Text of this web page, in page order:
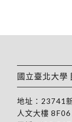
國立臺北大學
地址： 23741
人文大樓 8F06